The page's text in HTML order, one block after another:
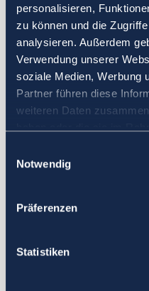
personalisieren,
zu können und die
analysieren. Außerdem
Verwendung unserer
soziale Medien, Werbung
Partner führen diese
weiteren Daten
Notwendig
Präferenzen
Statistiken